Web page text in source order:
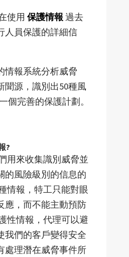
使用 保護情報 過去
人員保護的詳細信
情報系統分析威脅
聞源，識別出50種風
個完善的保護計劃。
?
用來收集識別威脅並
的風險級別的信息的
情報，特工只能對眼
應，而不能主動預防
性情報，代理可以避
我們的客戶變得安全
處理潛在威脅事件所